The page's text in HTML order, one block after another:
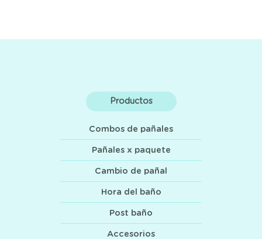
Productos
Combos de pañales
Pañales x paquete
Cambio de pañal
Hora del baño
Post baño
Accesorios